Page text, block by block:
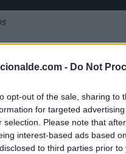
- Do Not
opt-out of the sale, sharing
for targeted
selection. Please note that
interest-based ads based
to third parties prior
los Trópicos
primerInforme
de centros de
sobre esta